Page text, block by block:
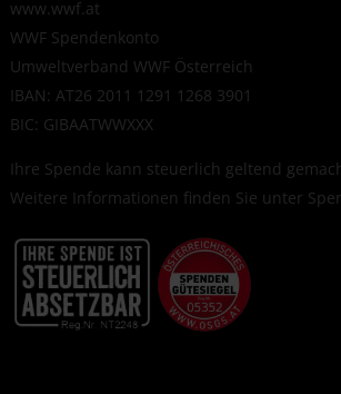
www.wwf.at
WWF Spendenkonto
Umweltverband WWF Österreich
IBAN: AT26 2011 1291 1268 3901
BIC: GIBAATWWXXX
Ihre Spende kann steuerlich geltend
Weitere Informationen finden Sie unter